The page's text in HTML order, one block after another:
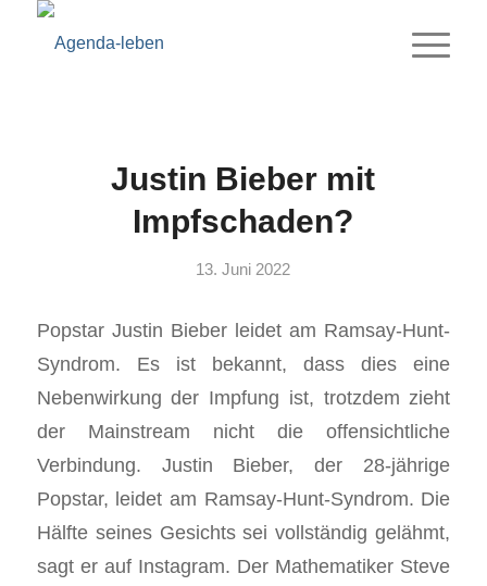
Justin Bieber mit
Impfschaden?
13. Juni 2022
Popstar Justin Bieber leidet am Ramsay-Hunt-
Syndrom. Es ist bekannt, dass dies eine
Nebenwirkung der Impfung ist, trotzdem zieht
der Mainstream nicht die offensichtliche
Verbindung. Justin Bieber, der 28-jährige
Popstar, leidet am Ramsay-Hunt-Syndrom. Die
Hälfte seines Gesichts sei vollständig gelähmt,
sagt er auf Instagram. Der Mathematiker Steve